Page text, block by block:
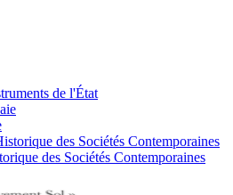
de l'État
des Sociétés Contemporaines